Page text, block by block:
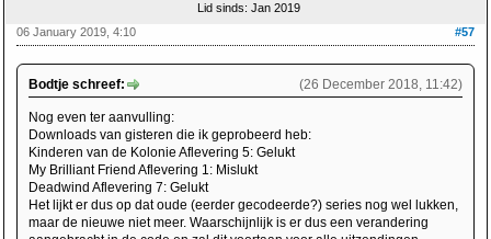
Lid sinds: Jan 2019
#57
06 January 2019, 4:10
(26 December 2018, 11:42)
Bodtje schreef:
Nog even ter aanvulling:
Downloads van gisteren die ik geprobeerd heb:
Kinderen van de Kolonie Aflevering 5: Gelukt
My Brilliant Friend Aflevering 1: Mislukt
Deadwind Aflevering 7: Gelukt
Het lijkt er dus op dat oude (eerder gecodeerde?) series nog wel lukken,
maar de nieuwe niet meer. Waarschijnlijk is er dus een verandering